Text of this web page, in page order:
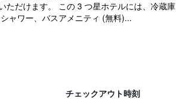
だけます。 この 3 つ星ホテルには、冷蔵
ャワー、バスアメニティ (無料)...
チェックアウト時刻